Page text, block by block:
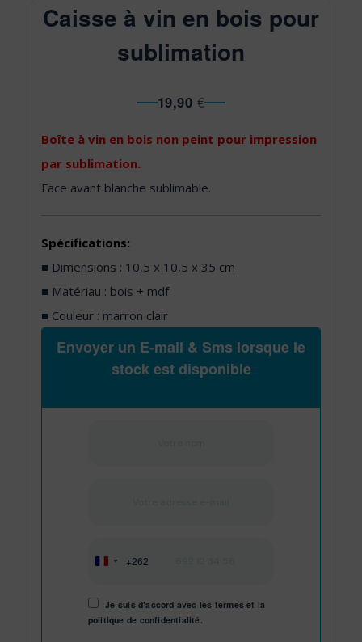
Caisse à vin en bois pour
sublimation
19,90 €
Boîte à vin en bois non peint pour impression
par sublimation.
Face avant blanche sublimable.
Spécifications:
■ Dimensions : 10,5 x 10,5 x 35 cm
■ Matériau : bois + mdf
■ Couleur : marron clair
Envoyer un E-mail & Sms lorsque le
stock est disponible
Réunion
+262
Je suis d'accord avec les termeset la
politique de confidentialité.